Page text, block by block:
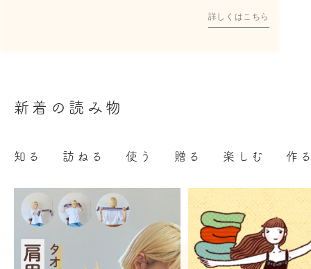
詳しくはこちら
新着の読み物
知る 訪ねる 使う 贈る 楽しむ 作